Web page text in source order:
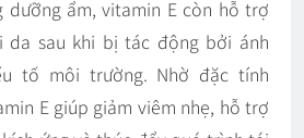
dưỡng ẩm, vitamin E còn hỗ trợ
da sau khi bị tác động bởi ánh
tố môi trường. Nhờ đặc tính
E giúp giảm viêm nhẹ, hỗ trợ